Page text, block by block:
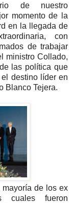
de nuestro
momento de la
en la llegada de
con
de trabajar
ministro Collado,
las política que
destino líder en
Blanco Tejera.
mayoría de los ex
cuales fueron